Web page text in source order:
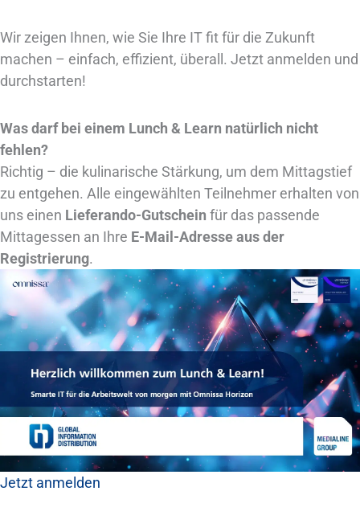
Wir zeigen Ihnen, wie Sie Ihre IT fit für die Zukunft
machen – einfach, effizient, überall. Jetzt anmelden und
durchstarten!
Was darf bei einem Lunch & Learn natürlich nicht
fehlen?
Richtig – die kulinarische Stärkung, um dem Mittagstief
zu entgehen. Alle eingewählten Teilnehmer erhalten von
uns einen Lieferando-Gutschein für das passende
Mittagessen an Ihre E-Mail-Adresse aus der
Registrierung.
Jetzt anmelden